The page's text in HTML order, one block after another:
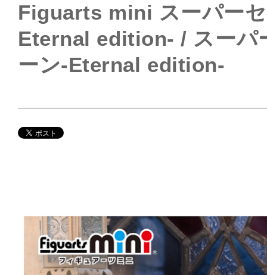
Figuarts mini スーパー
Eternal edition- / スーパ
ーン-Eternal edition-